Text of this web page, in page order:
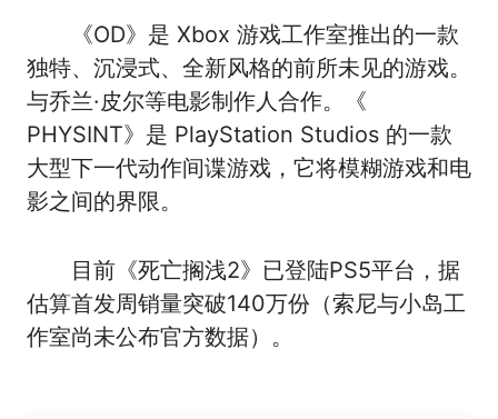
《OD》是 Xbox 游戏工作室推出的一款
独特、沉浸式、全新风格的前所未见的游戏。
与乔兰·皮尔等电影制作人合作。《
PHYSINT》是 PlayStation Studios 的一款
大型下一代动作间谍游戏，它将模糊游戏和电
影之间的界限。
目前《死亡搁浅2》已登陆PS5平台，据
估算首发周销量突破140万份（索尼与小岛工
作室尚未公布官方数据）。